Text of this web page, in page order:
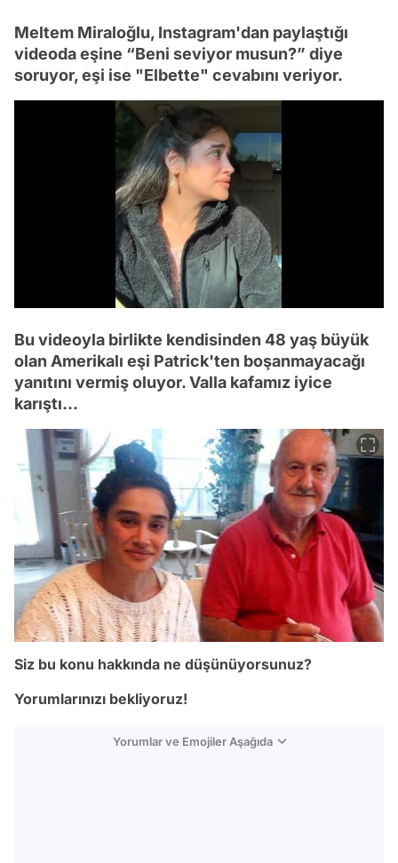
Meltem Miraloğlu, Instagram'dan paylaştığı
videoda eşine “Beni seviyor musun?” diye
soruyor, eşi ise "Elbette" cevabını veriyor.
Bu videoyla birlikte kendisinden 48 yaş büyük
olan Amerikalı eşi Patrick'ten boşanmayacağı
yanıtını vermiş oluyor. Valla kafamız iyice
karıştı...
Siz bu konu hakkında ne düşünüyorsunuz?
Yorumlarınızı bekliyoruz!
Yorumlar ve Emojiler Aşağıda